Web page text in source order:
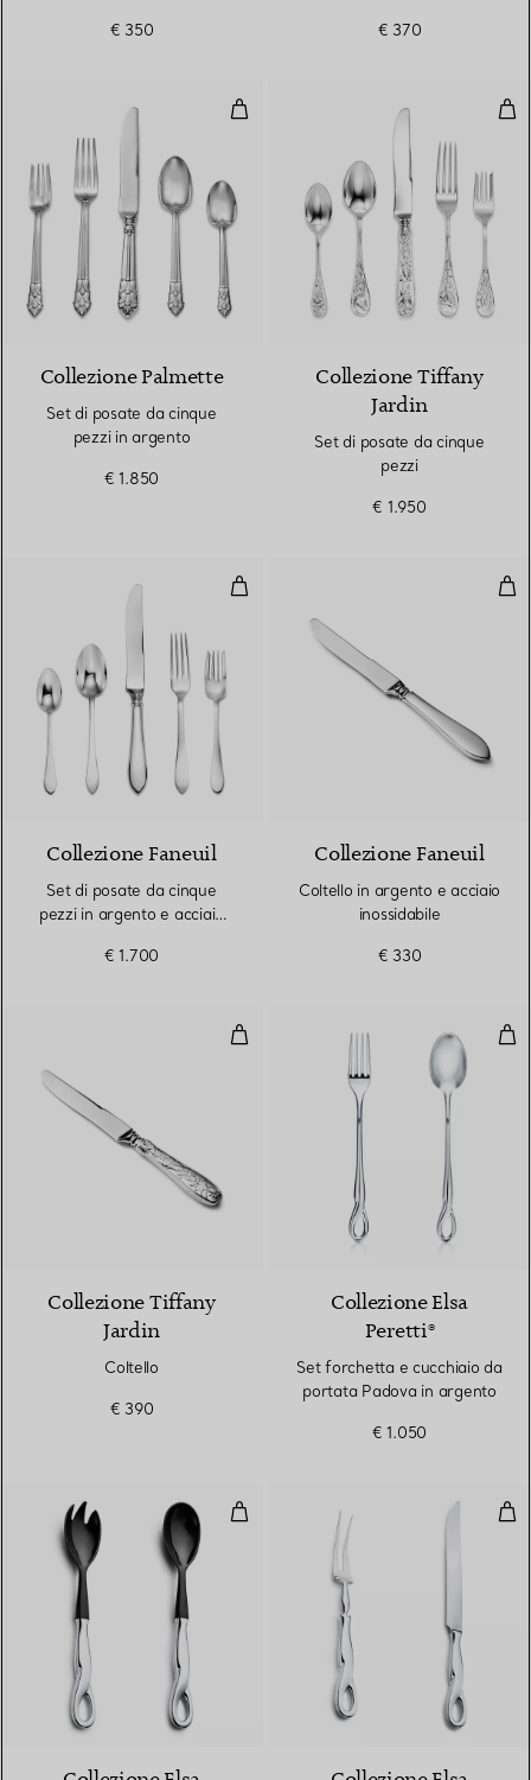
€ 350 € 370
Set di posate da cinque pezzi in
Collezione Palmette
Set di posate da cinque
pezzi in argento
€ 1.850
Collezione Tiffany
Jardin
Set di posate da cinque
pezzi
€ 1.950
Set di posate da cinque pezzi in
Collezione Faneuil
Set di posate da cinque
pezzi in argento e acciaio
€ 1.700
Collezione Faneuil
Coltello in argento e acciaio
inossidabile
€ 330
Coltello
Collezione Tiffany
Jardin
Coltello
€ 390
Collezione Elsa
Peretti®
Set forchetta e cucchiaio da
portata Padova in argento
€ 1.050
Set di posate da insalata